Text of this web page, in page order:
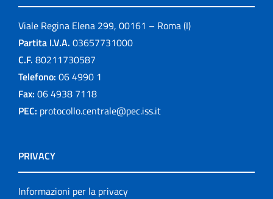
Viale Regina Elena 299, 00161 – Roma (I)
Partita I.V.A. 03657731000
C.F. 80211730587
Telefono: 06 4990 1
Fax: 06 4938 7118
PEC: protocollo.centrale@pec.iss.it
PRIVACY
Informazioni per la privacy